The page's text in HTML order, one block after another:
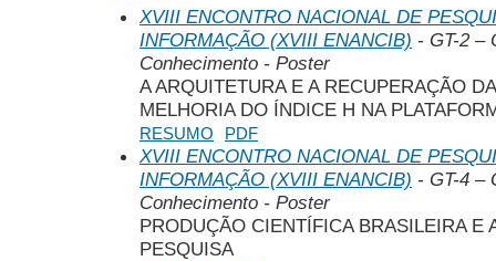
XVIII ENCONTRO NACIONAL DE
INFORMAÇÃO (XVIII ENANCIB) - GT-2 –
Conhecimento - Poster
A ARQUITETURA E A RECUPERAÇÃO
MELHORIA DO ÍNDICE H NA
RESUMO PDF
XVIII ENCONTRO NACIONAL DE
INFORMAÇÃO (XVIII ENANCIB) - GT-4 –
Conhecimento - Poster
PRODUÇÃO CIENTÍFICA BRASILEIRA E
PESQUISA